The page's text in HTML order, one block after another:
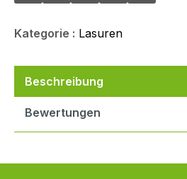
Kategorie : Lasuren
Beschreibung
Bewertungen